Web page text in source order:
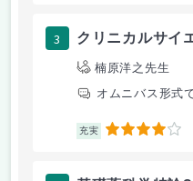
3 クリニカルサイ
楠原洋之先生
オムニバス形式
充実 4